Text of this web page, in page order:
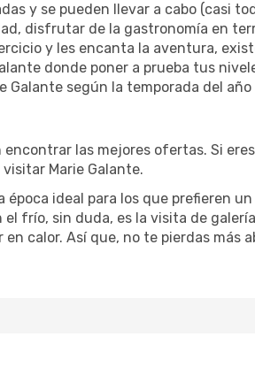
y se pueden llevar a cabo (casi
disfrutar de la gastronomía en
y les encanta la aventura,
donde poner a prueba tus
según la temporada del
las mejores ofertas. Si
Marie Galante.
época ideal para los que prefieren
frío, sin duda, es la visita de
calor. Así que, no te pierdas más